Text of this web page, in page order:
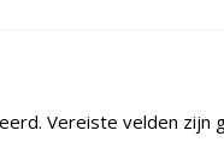
Vereiste velden zijn